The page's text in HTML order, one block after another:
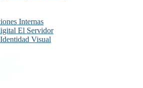
Internas
El Servidor
Visual